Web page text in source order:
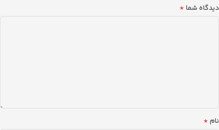
دیدگاه شما *
نام *